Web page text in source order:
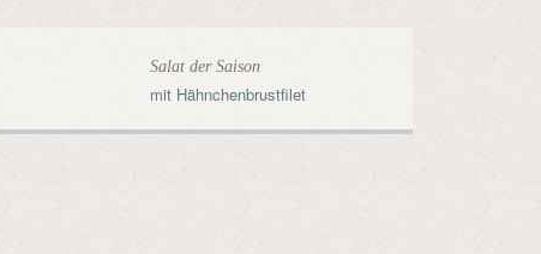
Salat der Saison
mit Hähnchenbrustfilet